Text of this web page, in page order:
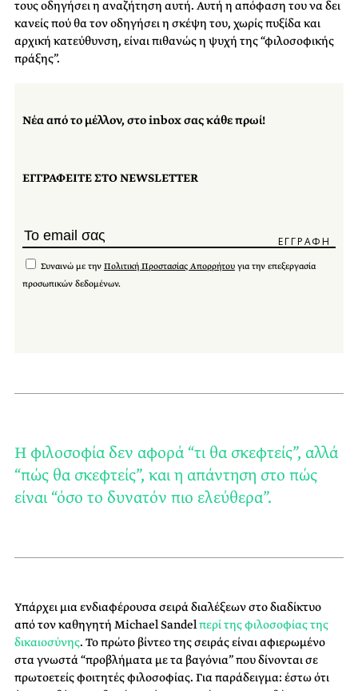
τους οδηγήσει η αναζήτηση αυτή. Αυτή η απόφαση του να δει
κανείς πού θα τον οδηγήσει η σκέψη του, χωρίς πυξίδα και
αρχική κατεύθυνση, είναι πιθανώς η ψυχή της “φιλοσοφικής
πράξης”.
Νέα από το μέλλον, στο inbox σας κάθε πρωί!
ΕΓΓΡΑΦΕΙΤΕ ΣΤΟ NEWSLETTER
Συναινώ με την Πολιτική Προστασίας Απορρήτου για την επεξεργασία
προσωπικών δεδομένων.
Η φιλοσοφία δεν αφορά “τι θα σκεφτείς”, αλλά
“πώς θα σκεφτείς”, και η απάντηση στο πώς
είναι “όσο το δυνατόν πιο ελεύθερα”.
Υπάρχει μια ενδιαφέρουσα σειρά διαλέξεων στο διαδίκτυο
από τον καθηγητή Michael Sandelπερί της φιλοσοφίας της
δικαιοσύνης. Το πρώτο βίντεο της σειράς είναι αφιερωμένο
στα γνωστά “προβλήματα με τα βαγόνια” που δίνονται σε
πρωτοετείς φοιτητές φιλοσοφίας. Για παράδειγμα: έστω ότι